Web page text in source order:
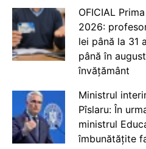
OFICIAL
2026:
lei până la 31
până în
învățământ
Ministrul
Pîslaru: În
ministrul
îmbunătățite